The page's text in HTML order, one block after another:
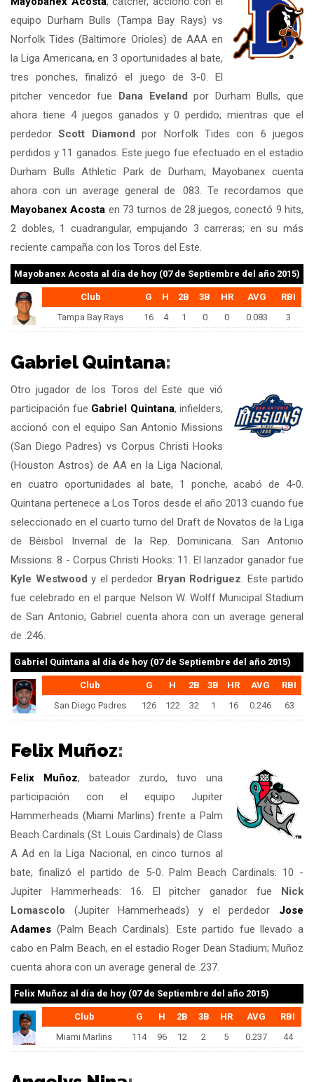
equipo Durham Bulls (Tampa Bay Rays) vs
Norfolk Tides (Baltimore Orioles) de AAA en
la Liga Americana, en 3 oportunidades al bate,
tres ponches, finalizó el juego de 3-0. El
pitcher vencedor fue Dana Eveland por Durham Bulls, que
ahora tiene 4 juegos ganados y 0 perdido; mientras que el
perdedorScott Diamond por Norfolk Tides con 6 juegos
perdidos y 11 ganados. Este juego fue efectuado en el estadio
Durham Bulls Athletic Park de Durham; Mayobanex cuenta
ahora con un average general de .083. Te recordamos que
Mayobanex Acosta en 73 turnos de 28 juegos, conectó 9 hits,
2 dobles, 1 cuadrangular, empujando 3 carreras; en su más
reciente campaña con los Toros del Este.
Mayobanex Acosta al día de hoy (07 de Septiembre del año 2015)
Club G H 2B 3B HR AVG
RBI
Tampa Bay Rays
16 4 1 0 0 0.083 3
Gabriel Quintana:
Otro jugador de los Toros del Este que vió
participación fue Gabriel Quintana, infielders,
accionó con el equipo San Antonio Missions
(San Diego Padres) vs Corpus Christi Hooks
(Houston Astros) de AA en la Liga Nacional,
en cuatro oportunidades al bate, 1 ponche, acabó de 4-0.
Quintana pertenece a Los Toros desde el año 2013 cuando fue
seleccionado en el cuarto turno del Draft de Novatos de la Liga
de Béisbol Invernal de la Rep. Dominicana. San Antonio
Missions: 8 - Corpus Christi Hooks: 11. El lanzador ganador fue
Kyle Westwood y el perdedor Bryan Rodriguez. Este partido
fue celebrado en el parque Nelson W. Wolff Municipal Stadium
de San Antonio; Gabriel cuenta ahora con un average general
de .246.
Gabriel Quintana al día de hoy (07 de Septiembre del año 2015)
Club G H 2B 3B HR AVG
RBI
San Diego Padres
126 122 32 1 16 0.246 63
Felix Muñoz:
Felix Muñoz, bateador zurdo, tuvo una
participación con el equipo Jupiter
Hammerheads (Miami Marlins) frente a Palm
Beach Cardinals (St. Louis Cardinals) de Class
A Ad en la Liga Nacional, en cinco turnos al
bate, finalizó el partido de 5-0. Palm Beach Cardinals: 10 -
Jupiter Hammerheads: 16. El pitcher ganador fue Nick
Lomascolo (Jupiter Hammerheads) y el perdedor Jose
Adames (Palm Beach Cardinals). Este partido fue llevado a
cabo en Palm Beach, en el estadio Roger Dean Stadium; Muñoz
cuenta ahora con un average general de .237.
Felix Muñoz al día de hoy (07 de Septiembre del año 2015)
Club G H 2B 3B HR AVG
RBI
Miami Marlins
114 96 12 2 5 0.237 44